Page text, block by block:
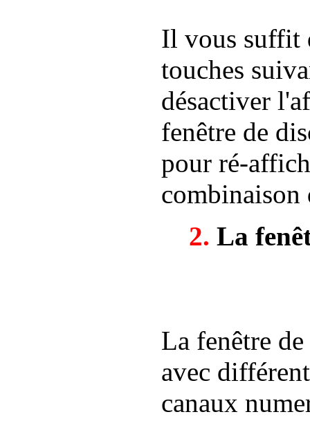
Il vous suffit
touches
désactiver
fenêtre de
pour ré-
combinaison
2. La
La fenêtre
avec
canaux